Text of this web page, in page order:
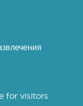
for visitors